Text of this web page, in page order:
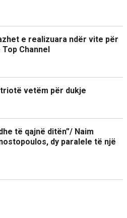
e realizuara ndër vite për
Channel
vetëm për dukje
të qajnë ditën”/ Naim
dy paralele të një